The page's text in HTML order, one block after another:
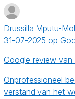
Drussilla Mputu-
31-07-2025 op
Google review van
Onprofessioneel
verstand van het